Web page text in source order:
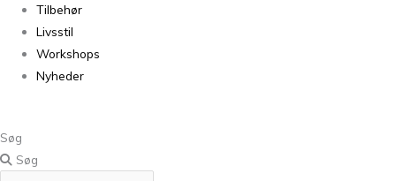
Tilbehør
Livsstil
Workshops
Nyheder
Søg
Søg